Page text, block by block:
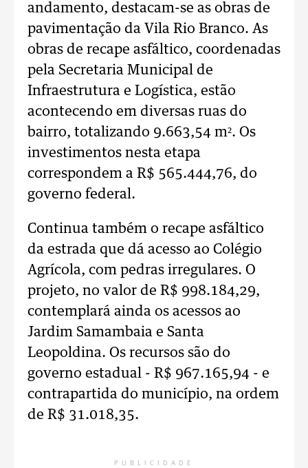
andamento, destacam-se as obras de
pavimentação da Vila Rio Branco. As
obras de recape asfáltico, coordenadas
pela Secretaria Municipal de
Infraestrutura e Logística, estão
acontecendo em diversas ruas do
bairro, totalizando 9.663,54 m². Os
investimentos nesta etapa
correspondem a R$ 565.444,76, do
governo federal.
Continua também o recape asfáltico
da estrada que dá acesso ao Colégio
Agrícola, com pedras irregulares. O
projeto, no valor de R$ 998.184,29,
contemplará ainda os acessos ao
Jardim Samambaia e Santa
Leopoldina. Os recursos são do
governo estadual - R$ 967.165,94 - e
contrapartida do município, na ordem
de R$ 31.018,35.
PUBLICIDADE